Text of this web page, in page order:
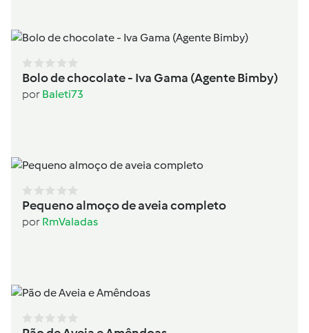
Bolo de chocolate - Iva Gama (Agente Bimby)
por Baleti73
Pequeno almoço de aveia completo
por RmValadas